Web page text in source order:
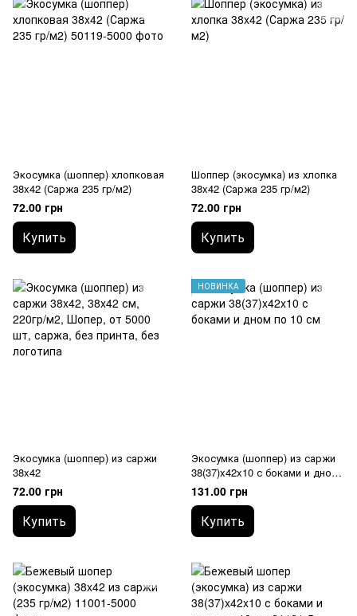
Экосумка (шоппер) хлопковая
38x42 (Саржа 235 гр/м2)
72.00 грн
Купить
Шоппер (экосумка) из хлопка
38x42 (Саржа 235 гр/м2)
72.00 грн
Купить
Экосумка (шоппер) из саржи
38x42
72.00 грн
Купить
НОВИНКА
Экосумка (шоппер) из саржи
38(37)x42x10 с боками и дном
по 10 см
131.00 грн
Купить